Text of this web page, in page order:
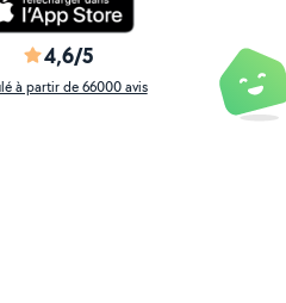
4,6/5
à partir de 66000 avis